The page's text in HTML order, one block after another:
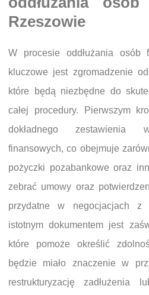
Rzeszowie
W procesie oddłużania osób
kluczowe jest zgromadzenie
które będą niezbędne do
całej procedury. Pierwszym
dokładnego zestawienia
finansowych, co obejmuje
pożyczki pozabankowe oraz
zebrać umowy oraz
przydatne w negocjacjach z
istotnym dokumentem jest
które pomoże określić
będzie miało znaczenie w
restrukturyzację zadłużenia